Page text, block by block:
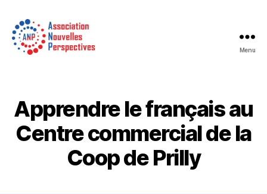
Menu
Apprendre le français au
Centre commercial de la
Coop de Prilly